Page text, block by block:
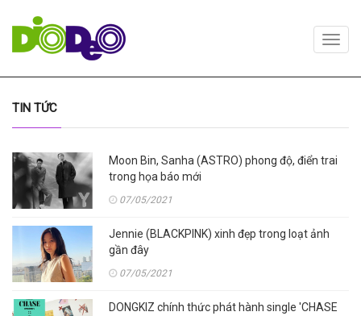
TIN TỨC
Moon Bin, Sanha (ASTRO) phong độ, điển trai
trong họa báo mới
07/05/2021
Jennie (BLACKPINK) xinh đẹp trong loạt ảnh
gần đây
07/05/2021
DONGKIZ chính thức phát hành single 'CHASE